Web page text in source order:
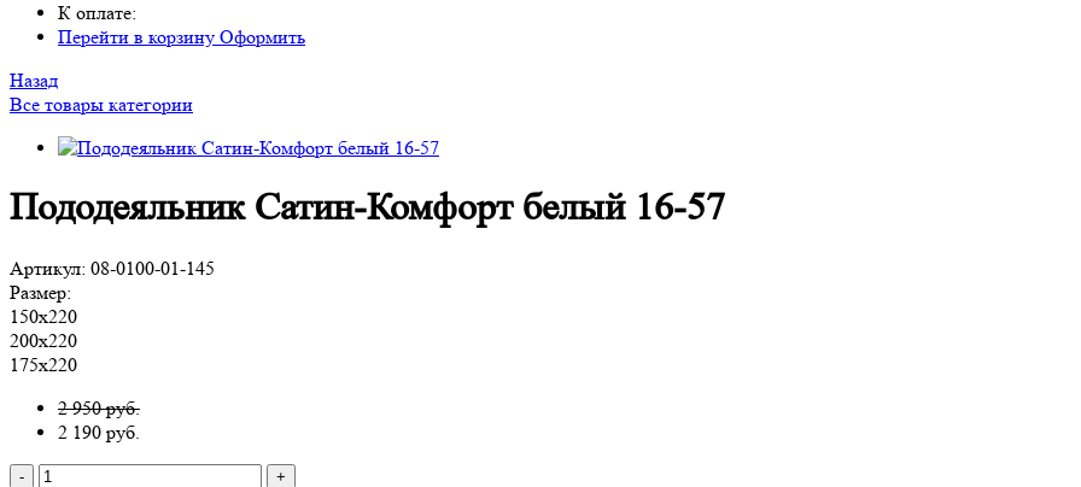
К оплате:
Перейти в корзину Оформить
Назад
Все товары категории
Пододеяльник Сатин-Комфорт белый 16-57
Артикул: 08-0100-01-145
Размер:
150х220
200х220
175х220
2 950 руб.
2 190 руб.
- +